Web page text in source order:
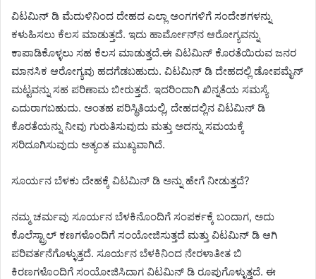
ವಿಟಮಿನ್ ಡಿ ಮೆದುಳಿನಿಂದ ದೇಹದ ಎಲ್ಲಾ ಅಂಗಗಳಿಗೆ ಸಂದೇಶಗಳನ್ನು
ಕಳುಹಿಸಲು ಕೆಲಸ ಮಾಡುತ್ತದೆ. ಇದು ಹಾರ್ಮೋನ್‌ನ ಆರೋಗ್ಯವನ್ನು
ಕಾಪಾಡಿಕೊಳ್ಳಲು ಸಹ ಕೆಲಸ ಮಾಡುತ್ತದೆ.ಈ ವಿಟಮಿನ್ ಕೊರತೆಯಿರುವ ಜನರ
ಮಾನಸಿಕ ಆರೋಗ್ಯವು ಹದಗೆಡಬಹುದು. ವಿಟಮಿನ್ ಡಿ ದೇಹದಲ್ಲಿ ಡೋಪಮೈನ್
ಮಟ್ಟವನ್ನು ಸಹ ಪರಿಣಾಮ ಬೀರುತ್ತದೆ. ಇದರಿಂದಾಗಿ ಖಿನ್ನತೆಯ ಸಮಸ್ಯೆ
ಎದುರಾಗಬಹುದು. ಅಂತಹ ಪರಿಸ್ಥಿತಿಯಲ್ಲಿ, ದೇಹದಲ್ಲಿನ ವಿಟಮಿನ್ ಡಿ
ಕೊರತೆಯನ್ನು ನೀವು ಗುರುತಿಸುವುದು ಮತ್ತು ಅದನ್ನು ಸಮಯಕ್ಕೆ
ಸರಿದೂಗಿಸುವುದು ಅತ್ಯಂತ ಮುಖ್ಯವಾಗಿದೆ.
ಸೂರ್ಯನ ಬೆಳಕು ದೇಹಕ್ಕೆ ವಿಟಮಿನ್ ಡಿ ಅನ್ನು ಹೇಗೆ ನೀಡುತ್ತದೆ?
ನಮ್ಮ ಚರ್ಮವು ಸೂರ್ಯನ ಬೆಳಕಿನೊಂದಿಗೆ ಸಂಪರ್ಕಕ್ಕೆ ಬಂದಾಗ, ಅದು
ಕೊಲೆಸ್ಟ್ರಾಲ್ ಕಣಗಳೊಂದಿಗೆ ಸಂಯೋಜಿಸುತ್ತದೆ ಮತ್ತು ವಿಟಮಿನ್ ಡಿ ಆಗಿ
ಪರಿವರ್ತನೆಗೊಳ್ಳುತ್ತದೆ. ಸೂರ್ಯನ ಬೆಳಕಿನಿಂದ ನೇರಳಾತೀತ ಬಿ
ಕಿರಣಗಳೊಂದಿಗೆ ಸಂಯೋಜಿಸಿದಾಗ ವಿಟಮಿನ್ ಡಿ ರೂಪುಗೊಳ್ಳುತ್ತದೆ. ಈ